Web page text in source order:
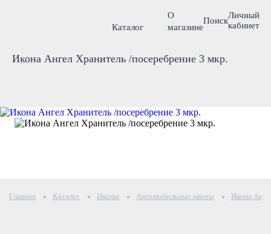
Каталог
О
магазине
Поиск
Личный
кабинет
Икона Ангел Хранитель /посеребрение 3 мкр.
Главная Каталог Иконы Автомобильные иконы Икона